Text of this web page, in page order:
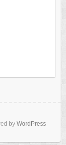
by WordPress